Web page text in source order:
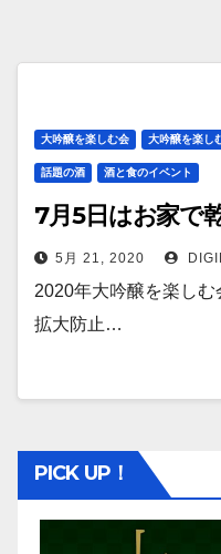
大吟醸を楽しむ会 大吟醸を楽し
話題の酒 酒と食のイベント
7月5日はお家で
5月 21, 2020
2020年大吟醸を楽し
拡大防止…
PICK UP！